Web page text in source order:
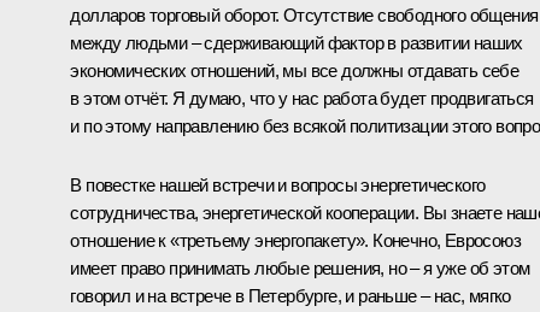
долларов торговый оборот. Отсутствие свободного общения
между людьми – сдерживающий фактор в развитии наших
экономических отношений, мы все должны отдавать себе
в этом отчёт. Я думаю, что у нас работа будет продвигаться
и по этому направлению без всякой политизации этого
В повестке нашей встречи и вопросы энергетического
сотрудничества, энергетической кооперации. Вы знаете
отношение к «третьему энергопакету». Конечно, Евросоюз
имеет право принимать любые решения, но – я уже об этом
говорил и на встрече в Петербурге, и раньше – нас, мягко